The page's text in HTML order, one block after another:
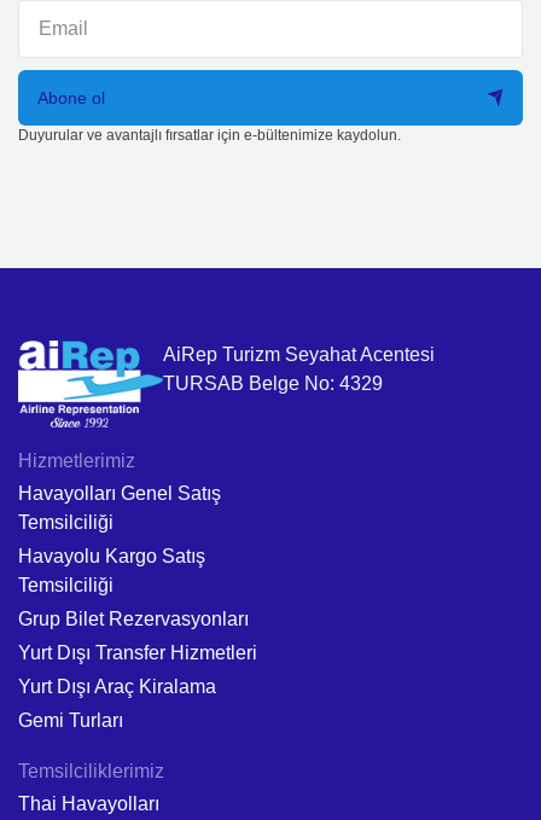
Abone ol
Duyurular ve avantajlı fırsatlar için e-bültenimize kaydolun.
AiRep Turizm Seyahat Acentesi
TURSAB Belge No: 4329
Hizmetlerimiz
Havayolları Genel Satış
Temsilciliği
Havayolu Kargo Satış
Temsilciliği
Grup Bilet Rezervasyonları
Yurt Dışı Transfer Hizmetleri
Yurt Dışı Araç Kiralama
Gemi Turları
Temsilciliklerimiz
Thai Havayolları